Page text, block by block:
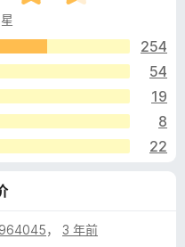
254
54
19
8
22
， 3 年前